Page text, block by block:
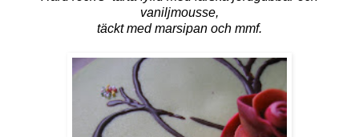
vaniljmousse,
täckt med marsipan och mmf.